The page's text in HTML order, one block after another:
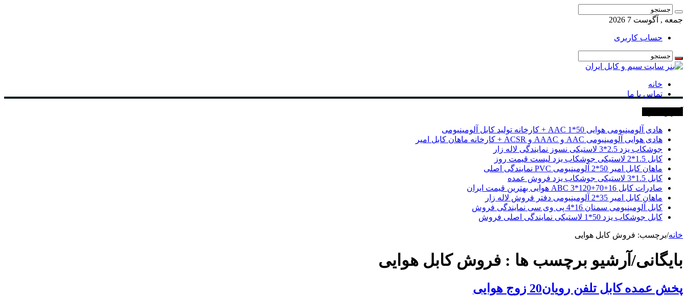
جمعه , آگوست 7 2026
حساب کاربری
خانه
تماس با ما
هادی آلومینیومی هوایی 50*1 AAC + کارخانه تولید کابل آلومینیومی
هادی هوایی آلومینیومی AAC و AAAC و ACSR + کارخانه ماهان کابل امیر
جوشکاب یزد 2.5*3 لاستیکی نسوز نمایندگی لاله زار
کابل 1.5*2 لاستیکی جوشکاب یزد لیست قیمت روز
ماهان کابل امیر 50*2 آلومینیومی PVC نمایندگی اصلی
کابل 1.5*3 لاستیکی جوشکاب یزد فروش عمده
صادرات کابل 16+70+120*3 ABC هوایی بهترین قیمت ایران
ماهان کابل امیر 35*2 آلومینیومی دفتر فروش لاله زار
کابل آلومینیومی سمنان 16*4 پی وی سی نمایندگی فروش
کابل جوشکاب یزد 50*1 لاستیکی نمایندگی اصلی فروش
خانه/برچسب: فروش کابل هوایی
بایگانی/آرشیو برچسب ها : فروش کابل هوایی
پخش عمده کابل تلفن رویان20 زوج هوایی